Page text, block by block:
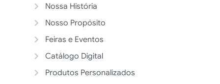
Nossa História
Nosso Propósito
Feiras e Eventos
Catálogo Digital
Produtos Personalizados